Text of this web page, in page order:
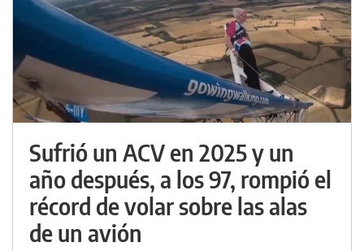
Sufrió un ACV en 2025 y un
año después, a los 97, rompió el
récord de volar sobre las alas
de un avión